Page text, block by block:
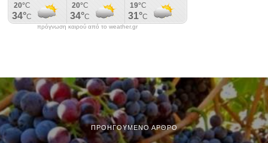
πρόγνωση καιρού από το weather.gr
ΠΡΟΗΓΟΎΜΕΝΟ ΆΡΘΡΟ